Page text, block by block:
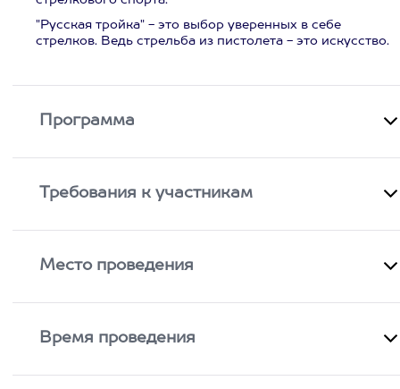
"Русская тройка" - это выбор уверенных в себе
стрелков. Ведь стрельба из пистолета - это искусство.
Программа
Требования к участникам
Место проведения
Время проведения